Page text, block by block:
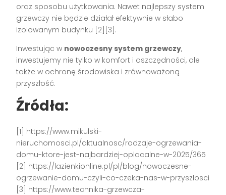
oraz sposobu użytkowania. Nawet najlepszy system
grzewczy nie będzie działał efektywnie w słabo
izolowanym budynku [2][3].
Inwestując w nowoczesny system grzewczy,
inwestujemy nie tylko w komfort i oszczędności, ale
także w ochronę środowiska i zrównoważoną
przyszłość.
Źródła:
[1] https://www.mikulski-
nieruchomosci.pl/aktualnosc/rodzaje-ogrzewania-
domu-ktore-jest-najbardziej-oplacalne-w-2025/365
[2] https://lazienkionline.pl/pl/blog/nowoczesne-
ogrzewanie-domu-czyli-co-czeka-nas-w-przyszlosci
[3] https://www.technika-grzewcza-